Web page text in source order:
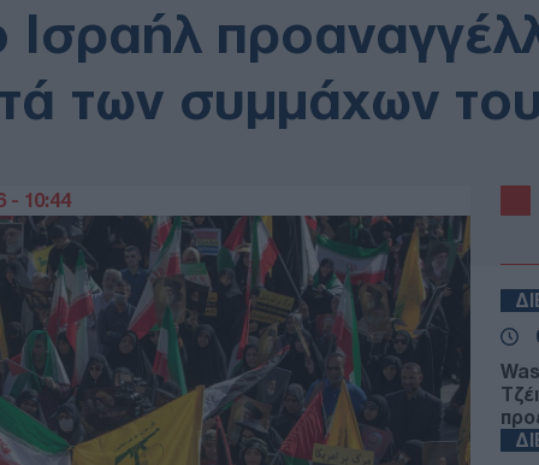
Ισραήλ
των συμμάχων
- 10:44